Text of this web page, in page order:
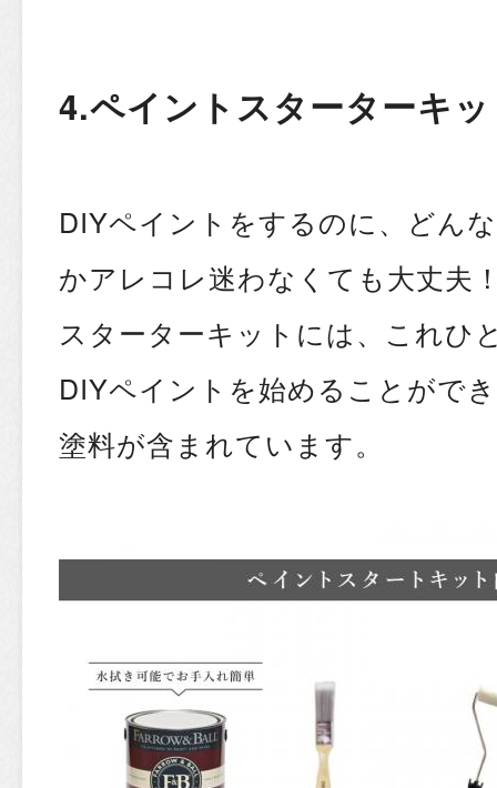
4.ペイントスターターキ
DIYペイントをするのに、どん
かアレコレ迷わなくても大丈夫
スターターキットには、これひ
DIYペイントを始めることがで
塗料が含まれています。